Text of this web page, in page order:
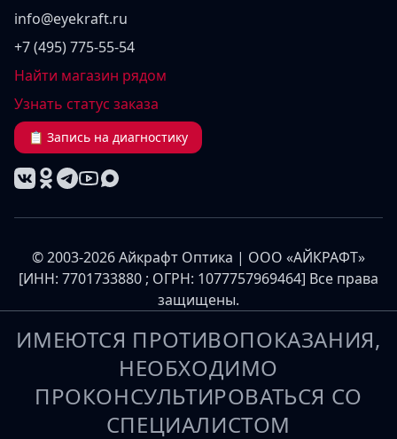
info@eyekraft.ru
+7 (495) 775-55-54
Найти магазин рядом
Узнать статус заказа
📋 Запись на диагностику
© 2003-2026 Айкрафт Оптика | ООО «АЙКРАФТ»
[ИНН: 7701733880 ; ОГРН: 1077757969464] Все права
защищены.
ИМЕЮТСЯ ПРОТИВОПОКАЗАНИЯ,
НЕОБХОДИМО
ПРОКОНСУЛЬТИРОВАТЬСЯ СО
СПЕЦИАЛИСТОМ